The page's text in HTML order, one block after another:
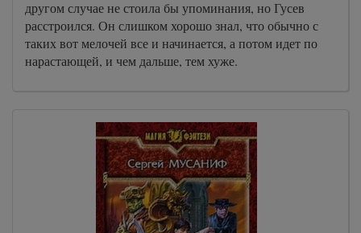
другом случае не стоила бы упоминания, но Гусев
расстроился. Он слишком хорошо знал, что обычно с
таких вот мелочей все и начинается, а потом идет по
нарастающей, и чем дальше, тем хуже.